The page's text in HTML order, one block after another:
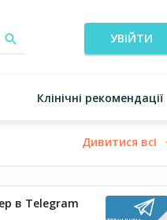
УВІЙТИ
Клінічні рекомендації
Дивитися всі
в Telegram